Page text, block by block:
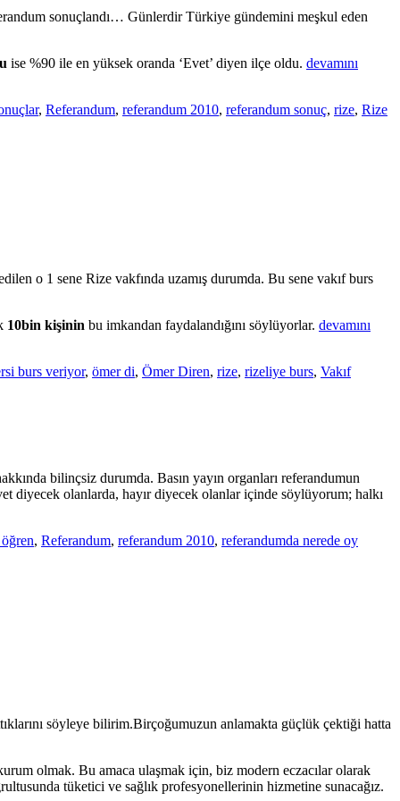
sonuçlandı… Günlerdir Türkiye gündemini meşkul eden
ise %90 ile en yüksek oranda ‘Evet’ diyen ilçe oldu. devamını
, Referandum, referandum 2010, referandum sonuç, rize, Rize
o 1 sene Rize vakfında uzamış durumda. Bu sene vakıf burs
10bin kişinin bu imkandan faydalandığını söylüyorlar. devamını
burs veriyor, ömer di, Ömer Diren, rize, rizeliye burs, Vakıf
bilinçsiz durumda. Basın yayın organları referandumun
diyecek olanlarda, hayır diyecek olanlar içinde söylüyorum; halkı
, Referandum, referandum 2010, referandumda nerede oy
söyleye bilirim.Birçoğumuzun anlamakta güçlük çektiği hatta
olmak. Bu amaca ulaşmak için, biz modern eczacılar olarak
tüketici ve sağlık profesyonellerinin hizmetine sunacağız.